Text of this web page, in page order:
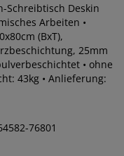
Schreibtisch Deskin
Arbeiten •
(BxT),
25mm
• ohne
43kg • Anlieferung:
76801